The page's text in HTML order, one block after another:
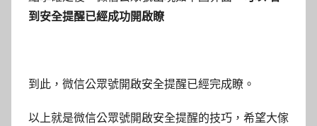
到安全提醒已經成功開啟瞭
到此，微信公眾號開啟安全提醒已經完成瞭。
以上就是微信公眾號開啟安全提醒的技巧，希望大傢